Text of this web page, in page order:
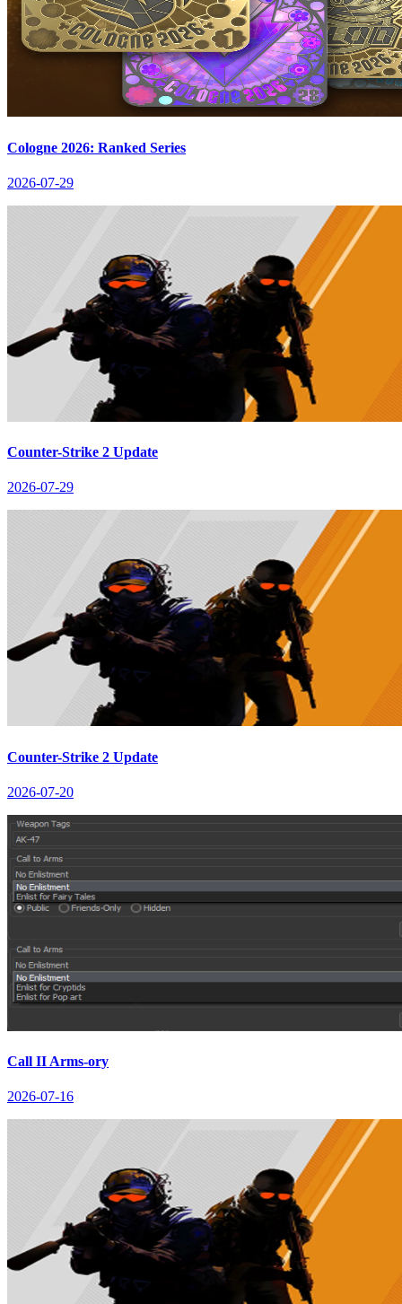
Cologne 2026: Ranked Series
2026-07-29
Counter-Strike 2 Update
2026-07-29
Counter-Strike 2 Update
2026-07-20
Call II Arms-ory
2026-07-16